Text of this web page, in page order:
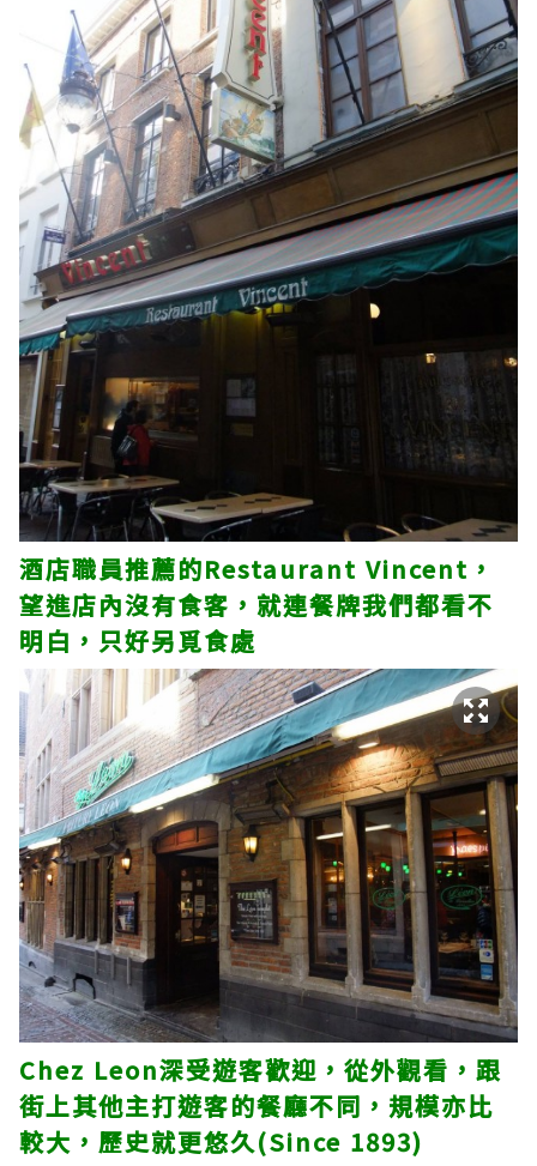
酒店職員推薦的Restaurant Vincent，
望進店內沒有食客，就連餐牌我們都看不
明白，只好另覓食處
Chez Leon深受遊客歡迎，從外觀看，跟
街上其他主打遊客的餐廳不同，規模亦比
較大，歷史就更悠久(Since 1893)